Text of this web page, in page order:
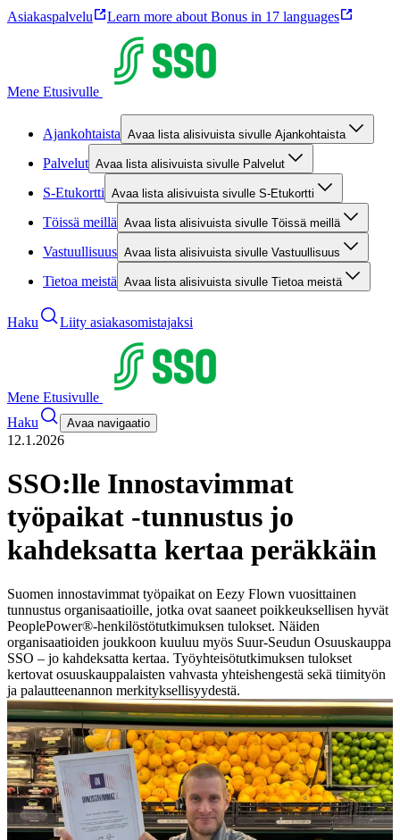
Asiakaspalvelu Learn more about Bonus in 17 languages
Mene Etusivulle
Ajankohtaista Avaa lista alisivuista sivulle Ajankohtaista
Palvelut Avaa lista alisivuista sivulle Palvelut
S-Etukortti Avaa lista alisivuista sivulle S-Etukortti
Töissä meillä Avaa lista alisivuista sivulle Töissä meillä
Vastuullisuus Avaa lista alisivuista sivulle Vastuullisuus
Tietoa meistä Avaa lista alisivuista sivulle Tietoa meistä
Haku Liity asiakasomistajaksi
Mene Etusivulle
Haku
Avaa navigaatio
12.1.2026
SSO:lle Innostavimmat
työpaikat -tunnustus jo
kahdeksatta kertaa peräkkäin
Suomen innostavimmat työpaikat on Eezy Flown vuosittainen
tunnustus organisaatioille, jotka ovat saaneet poikkeuksellisen hyvät
PeoplePower®-henkilöstötutkimuksen tulokset. Näiden
organisaatioiden joukkoon kuuluu myös Suur-Seudun Osuuskauppa
SSO – jo kahdeksatta kertaa. Työyhteisötutkimuksen tulokset
kertovat osuuskauppalaisten vahvasta yhteishengestä sekä tiimityön
ja palautteenannon merkityksellisyydestä.